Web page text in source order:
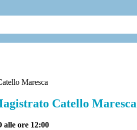
Maresca
Catello Maresca
ore 12:00